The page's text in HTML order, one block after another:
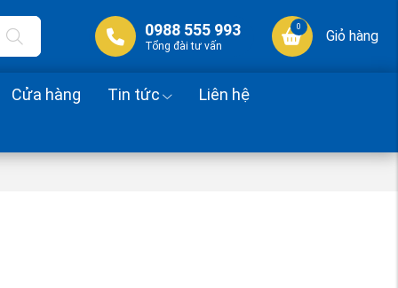
0988 555 993
Tổng đài tư vấn
0
Giỏ hàng
Cửa hàng Tin tức Liên hệ